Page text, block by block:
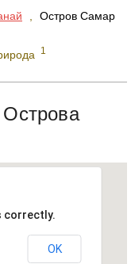
Остров Самар
1
Острова
correctly.
OK